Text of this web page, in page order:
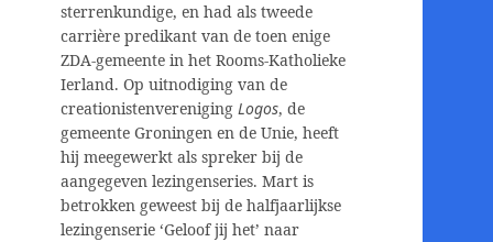
sterrenkundige, en had als tweede
carrière predikant van de toen enige
ZDA-gemeente in het Rooms-Katholieke
Ierland. Op uitnodiging van de
creationistenvereniging Logos, de
gemeente Groningen en de Unie, heeft
hij meegewerkt als spreker bij de
aangegeven lezingenseries. Mart is
betrokken geweest bij de halfjaarlijkse
lezingenserie ‘Geloof jij het’ naar